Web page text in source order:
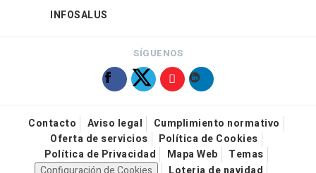
INFOSALUS
SÍGUENOS
Contacto Aviso legal
Cumplimiento normativo
Oferta de servicios
Política de Cookies
Política de Privacidad
Mapa Web
Temas